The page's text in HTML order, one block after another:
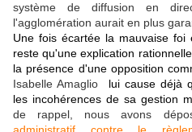
système de diffusion en
l'agglomération aurait en plus
Une fois écartée la mauvaise
reste qu'une explication
Isabelle Amaglio
lui cause déjà
les incohérences de sa gestion
de rappel, nous avons